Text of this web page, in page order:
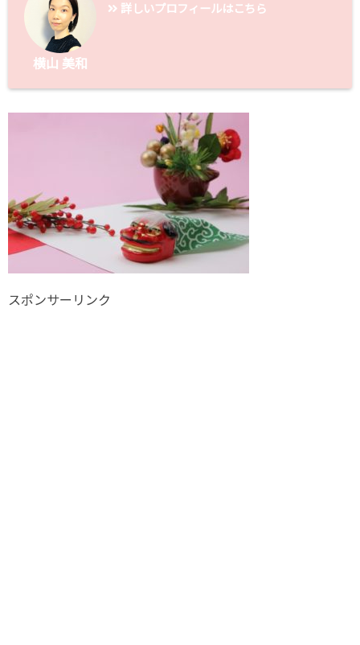
横山 美和
詳しいプロフィールはこちら
スポンサーリンク